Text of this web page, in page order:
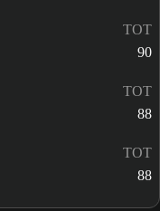
TOT
90
TOT
88
TOT
88